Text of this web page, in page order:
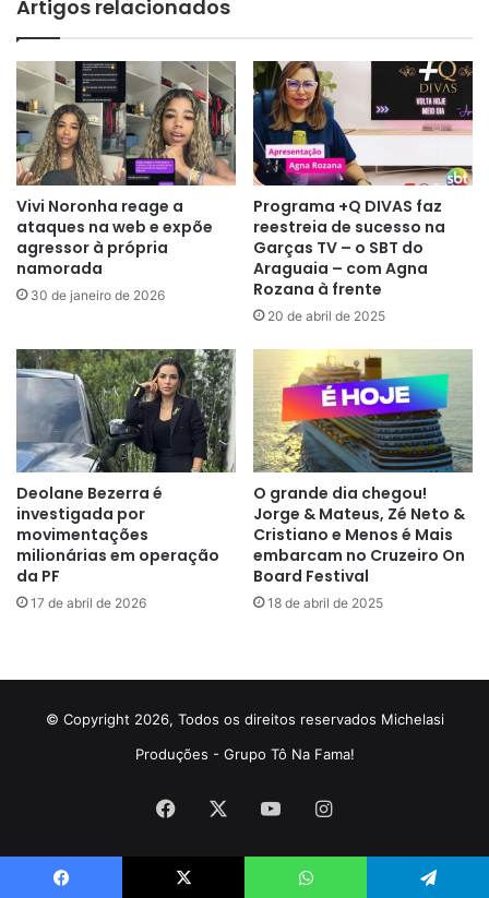
Artigos relacionados
Vivi Noronha reage a
ataques na web e expõe
agressor à própria
namorada
30 de janeiro de 2026
Programa +Q DIVAS faz
reestreia de sucesso na
Garças TV – o SBT do
Araguaia – com Agna
Rozana à frente
20 de abril de 2025
Deolane Bezerra é
investigada por
movimentações
milionárias em operação
da PF
17 de abril de 2026
O grande dia chegou!
Jorge & Mateus, Zé Neto &
Cristiano e Menos é Mais
embarcam no Cruzeiro On
Board Festival
18 de abril de 2025
© Copyright 2026, Todos os direitos reservados Michelasi
Produções - Grupo Tô Na Fama!
Facebook YouTubeInstagram